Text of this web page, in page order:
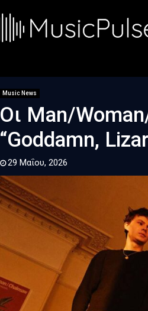
Music News
Οι Man/
“Goddamn,
29 Μαΐου, 2026